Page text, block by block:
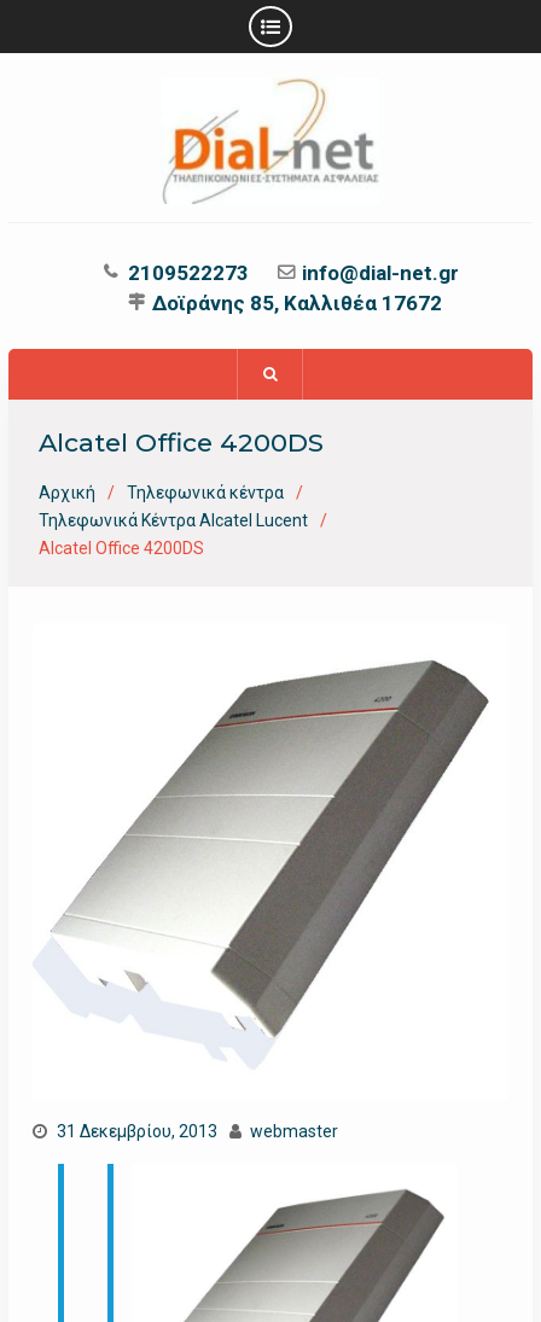
2109522273
info@dial-net.gr
Δοϊράνης 85, Καλλιθέα 17672
Alcatel Office 4200DS
Αρχική
Τηλεφωνικά κέντρα
Τηλεφωνικά Κέντρα Alcatel Lucent
Alcatel Office 4200DS
31 Δεκεμβρίου, 2013 webmaster